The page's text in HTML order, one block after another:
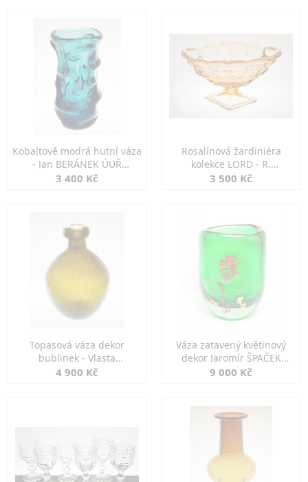
Kobaltově modrá hutní váza
- Jan BERÁNEK ÚUŘ
Škrdlovice
3 400 Kč
Rosalínová žardiniéra
kolekce LORD - R.
SCHRÖTER J. Inwald
3 500 Kč
Topasová váza dekor
bublinek - Vlasta
LICHTÁGOVÁ Škrdlovice
4 900 Kč
Váza zatavený květinový
dekor Jaromír ŠPAČEK
sklárna EXBOR
9 000 Kč